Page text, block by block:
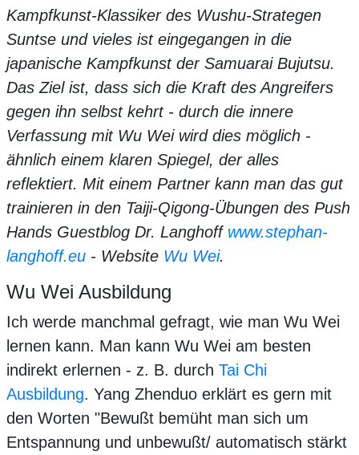
Kampfkunst-Klassiker des Wushu-Strategen
Suntse und vieles ist eingegangen in die
japanische Kampfkunst der Samuarai Bujutsu.
Das Ziel ist, dass sich die Kraft des Angreifers
gegen ihn selbst kehrt - durch die innere
Verfassung mit Wu Wei wird dies möglich -
ähnlich einem klaren Spiegel, der alles
reflektiert. Mit einem Partner kann man das gut
trainieren in den Taiji-Qigong-Übungen des Push
Hands Guestblog Dr. Langhoff www.stephan-
langhoff.eu - Website Wu Wei.
Wu Wei Ausbildung
Ich werde manchmal gefragt, wie man Wu Wei
lernen kann. Man kann Wu Wei am besten
indirekt erlernen - z. B. durch Tai Chi
Ausbildung. Yang Zhenduo erklärt es gern mit
den Worten "Bewußt bemüht man sich um
Entspannung und unbewußt/ automatisch stärkt